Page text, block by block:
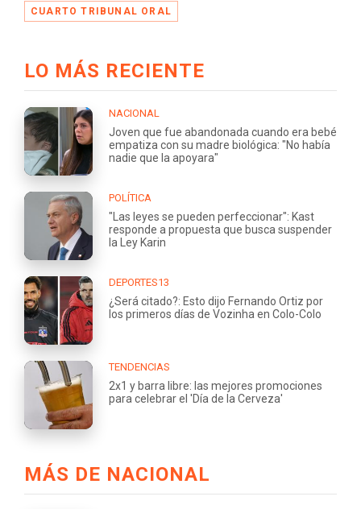
CUARTO TRIBUNAL ORAL
LO MÁS RECIENTE
NACIONAL
Joven que fue abandonada cuando era bebé
empatiza con su madre biológica: "No había
nadie que la apoyara"
POLÍTICA
"Las leyes se pueden perfeccionar": Kast
responde a propuesta que busca suspender
la Ley Karin
DEPORTES13
¿Será citado?: Esto dijo Fernando Ortiz por
los primeros días de Vozinha en Colo-Colo
TENDENCIAS
2x1 y barra libre: las mejores promociones
para celebrar el 'Día de la Cerveza'
MÁS DE NACIONAL